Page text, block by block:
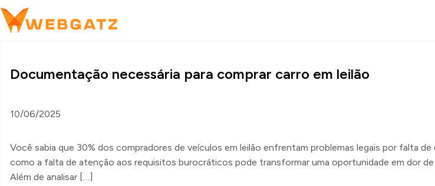
Documentação necessária para comprar carro em leilão
10/06/2025
Você sabia que 30% dos compradores de veículos em leilão enfrentam problemas legais por falta
como a falta de atenção aos requisitos burocráticos pode transformar uma oportunidade em dor
Além de analisar […]